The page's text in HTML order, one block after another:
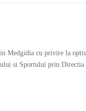
Medgidia cu privire la
si Sportului prin Directia